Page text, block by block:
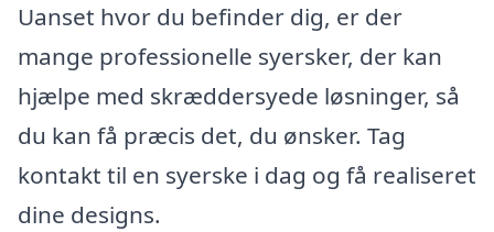
Uanset hvor du befinder dig, er der
mange professionelle syersker, der kan
hjælpe med skræddersyede løsninger, så
du kan få præcis det, du ønsker. Tag
kontakt til en syerske i dag og få realiseret
dine designs.